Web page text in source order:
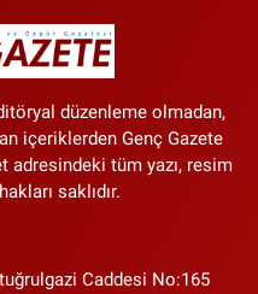
düzenleme olmadan,
içeriklerden Genç Gazete
adresindeki tüm yazı, resim
saklıdır.
Caddesi No:165